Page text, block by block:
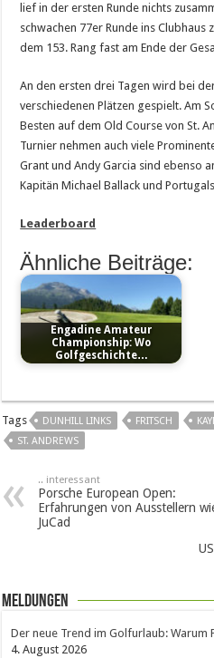
lief in der ersten Runde nichts
schwachen 77er Runde ins
dem 153. Rang fast am Ende der
An den ersten drei Tagen wird bei
verschiedenen Plätzen gespielt. Am
Besten auf dem Old Course von St.
Turnier nehmen auch viele
Grant und Andy Garcia sind ebenso
Kapitän Michael Ballack und
Leaderboard
Ähnliche Beiträge:
Engadine Amateur
Championship: Wo
Golfgeschichte…
Tags DUNHILL LINKS FRITSCH
ST. ANDREWS
.. interessant
Porsche European Open:
Erfahrungen von Ausstellern
JuCad
Meldungen
Der neue Trend im Golfurlaub:
4. August 2026